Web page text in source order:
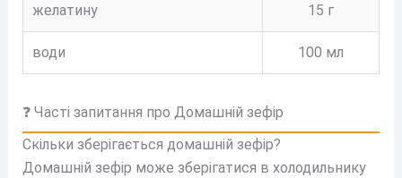
желатину 15 г
води 100 мл
❓ Часті запитання про Домашній зефір
Скільки зберігається домашній зефір?
Домашній зефір може зберігатися в холодильнику